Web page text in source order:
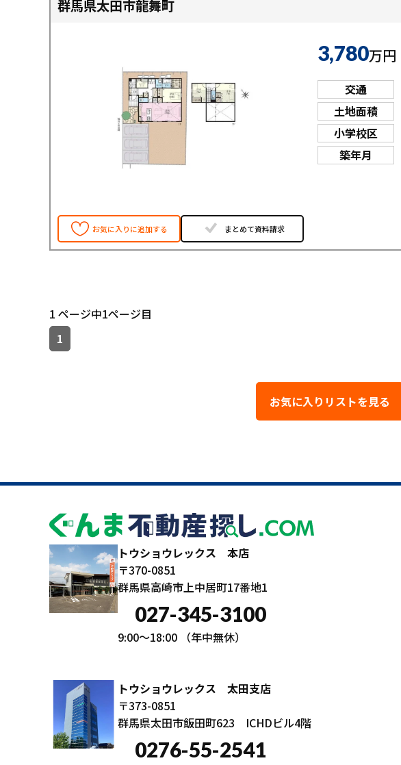
群馬県太田市龍舞町
3,780万円
交通
土地面積
小学校区
築年月
お気に入りに追加する まとめて資料請求
1 ページ中1ページ目
1
お気に入りリストを見る
トウショウレックス 本店
〒370-0851
群馬県高崎市上中居町17番地1
027-345-3100
9:00～18:00 （年中無休）
トウショウレックス 太田支店
〒373-0851
群馬県太田市飯田町623 ICHDビル4階
0276-55-2541